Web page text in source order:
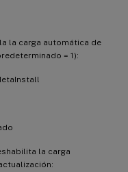
la carga automática de
= 1):
la carga